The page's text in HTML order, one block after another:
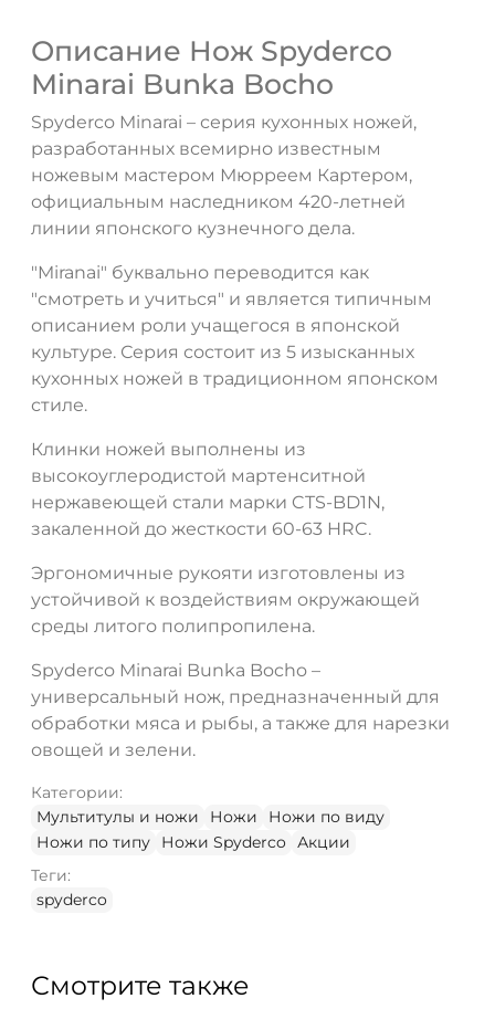
Описание Нож Spyderco
Minarai Bunka Bocho
Spyderco Minarai – серия кухонных ножей,
разработанных всемирно известным
ножевым мастером Мюрреем Картером,
официальным наследником 420-летней
линии японского кузнечного дела.
"Miranai" буквально переводится как
"смотреть и учиться" и является типичным
описанием роли учащегося в японской
культуре. Серия состоит из 5 изысканных
кухонных ножей в традиционном японском
стиле.
Клинки ножей выполнены из
высокоуглеродистой мартенситной
нержавеющей стали марки CTS-BD1N,
закаленной до жесткости 60-63 HRC.
Эргономичные рукояти изготовлены из
устойчивой к воздействиям окружающей
среды литого полипропилена.
Spyderco Minarai Bunka Bocho –
универсальный нож, предназначенный для
обработки мяса и рыбы, а также для нарезки
овощей и зелени.
Категории:
Мультитулы и ножи
Ножи
Ножи по виду
Ножи по типу
Ножи Spyderco
Акции
Теги:
spyderco
Смотрите также
ДА НЕТ